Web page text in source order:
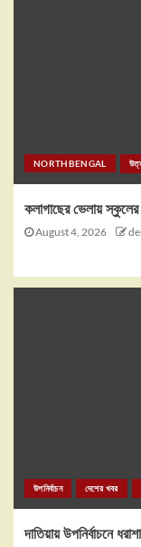
NORTHBENGAL
কলাগাছের ভেলায় স্কুলের
August 4, 2026
উপনির্বাচন দেশের খবর
দাতিয়ায় উপনির্বাচনে